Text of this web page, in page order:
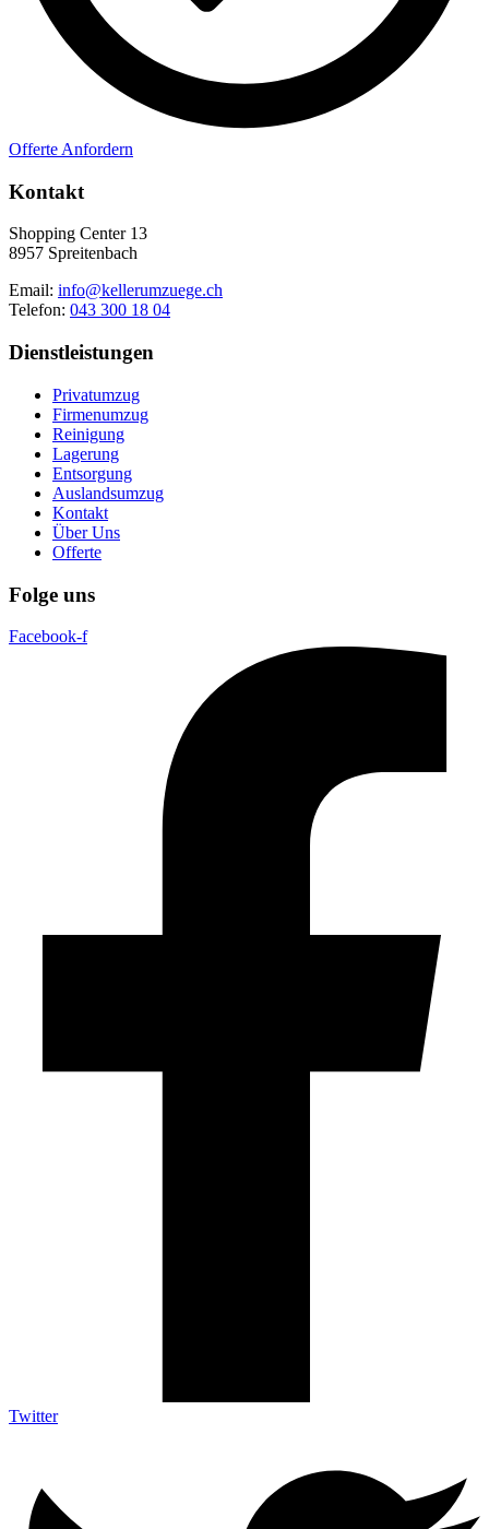
Offerte Anfordern
Kontakt
Shopping Center 13
8957 Spreitenbach
Email: info@kellerumzuege.ch
Telefon: 043 300 18 04
Dienstleistungen
Privatumzug
Firmenumzug
Reinigung
Lagerung
Entsorgung
Auslandsumzug
Kontakt
Über Uns
Offerte
Folge uns
Facebook-f
Twitter